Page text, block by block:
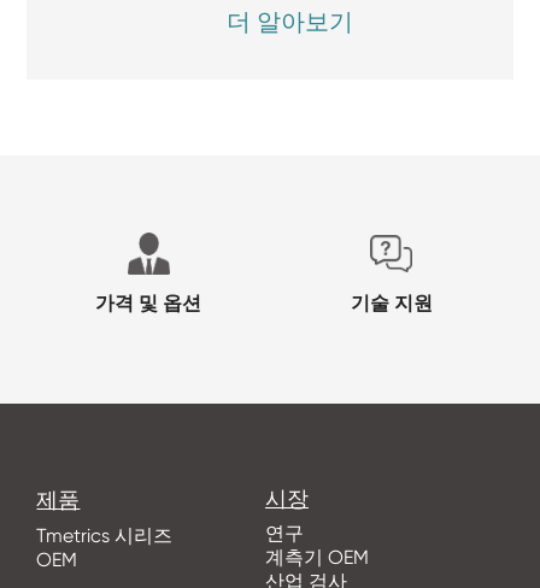
더 알아보기
가격 및 옵션 기술 지원
제품
Tmetrics 시리즈
OEM
시장
연구
계측기 OEM
산업 검사